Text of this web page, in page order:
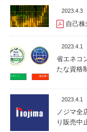
2023.4.3
自己
2023.4.1
省エネコ
たな資格
2023.4.1
ノジマ全
り販売中